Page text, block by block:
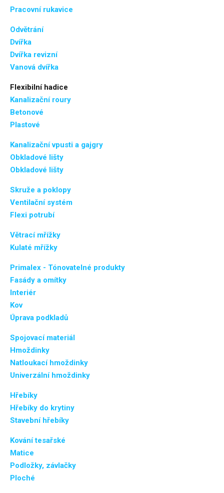
Pracovní rukavice
Odvětrání
Dvířka
Dvířka revizní
Vanová dvířka
Flexibilní hadice
Kanalizační roury
Betonové
Plastové
Kanalizační vpusti a gajgry
Obkladové lišty
Obkladové lišty
Skruže a poklopy
Ventilační systém
Flexi potrubí
Větrací mřížky
Kulaté mřížky
Primalex - Tónovatelné produkty
Fasády a omítky
Interiér
Kov
Úprava podkladů
Spojovací materiál
Hmoždinky
Natloukací hmoždinky
Univerzální hmoždinky
Hřebíky
Hřebíky do krytiny
Stavební hřebíky
Kování tesařské
Matice
Podložky, závlačky
Ploché